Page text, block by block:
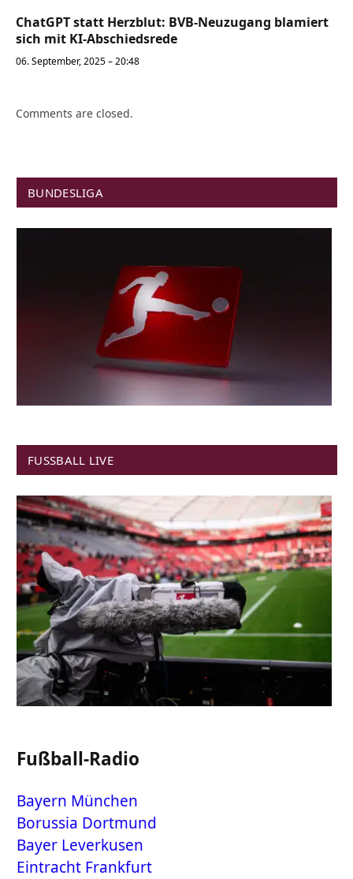
ChatGPT statt Herzblut: BVB-Neuzugang blamiert
sich mit KI-Abschiedsrede
06. September, 2025 – 20:48
Comments are closed.
BUNDESLIGA
FUSSBALL LIVE
Fußball-Radio
Bayern München
Borussia Dortmund
Bayer Leverkusen
Eintracht Frankfurt